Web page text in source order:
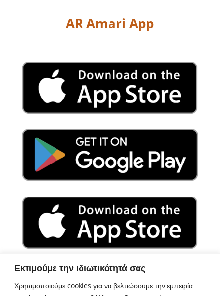
Εκτιμούμε την ιδιωτικότητά σας
Χρησιμοποιούμε cookies για να βελτιώσουμε την εμπειρία
AR Amari App